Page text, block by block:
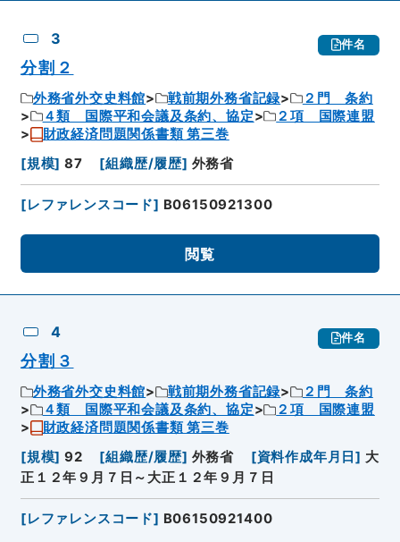
3 件名
分割２
外務省外交史料館 戦前期外務省記録
２門 条約
４類 国際平和会議及条約、協定
２項 国際連盟
財政経済問題関係書類 第三巻
[規模] 87 [組織歴/履歴] 外務省
[レファレンスコード] B06150921300
閲覧
4 件名
分割３
外務省外交史料館 戦前期外務省記録
２門 条約
４類 国際平和会議及条約、協定
２項 国際連盟
財政経済問題関係書類 第三巻
[規模] 92 [組織歴/履歴] 外務省 [資料作成年月日] 大
正１２年９月７日～大正１２年９月７日
[レファレンスコード] B06150921400